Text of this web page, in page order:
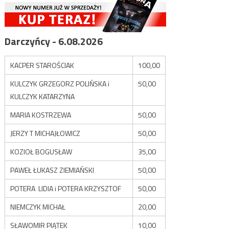
Darczyńcy - 6.08.2026
KACPER STAROŚCIAK
100,00
KULCZYK GRZEGORZ POLIŃSKA i
KULCZYK KATARZYNA
50,00
MARIA KOSTRZEWA
50,00
JERZY T MICHAJŁOWICZ
50,00
KOZIOŁ BOGUSŁAW
35,00
PAWEŁ ŁUKASZ ZIEMIAŃSKI
50,00
POTERA LIDIA i POTERA KRZYSZTOF
50,00
NIEMCZYK MICHAŁ
20,00
SŁAWOMIR PIĄTEK
10,00